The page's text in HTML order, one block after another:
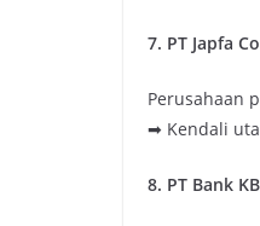
7. PT Japfa
Perusahaan
➡ Kendali
8. PT Bank